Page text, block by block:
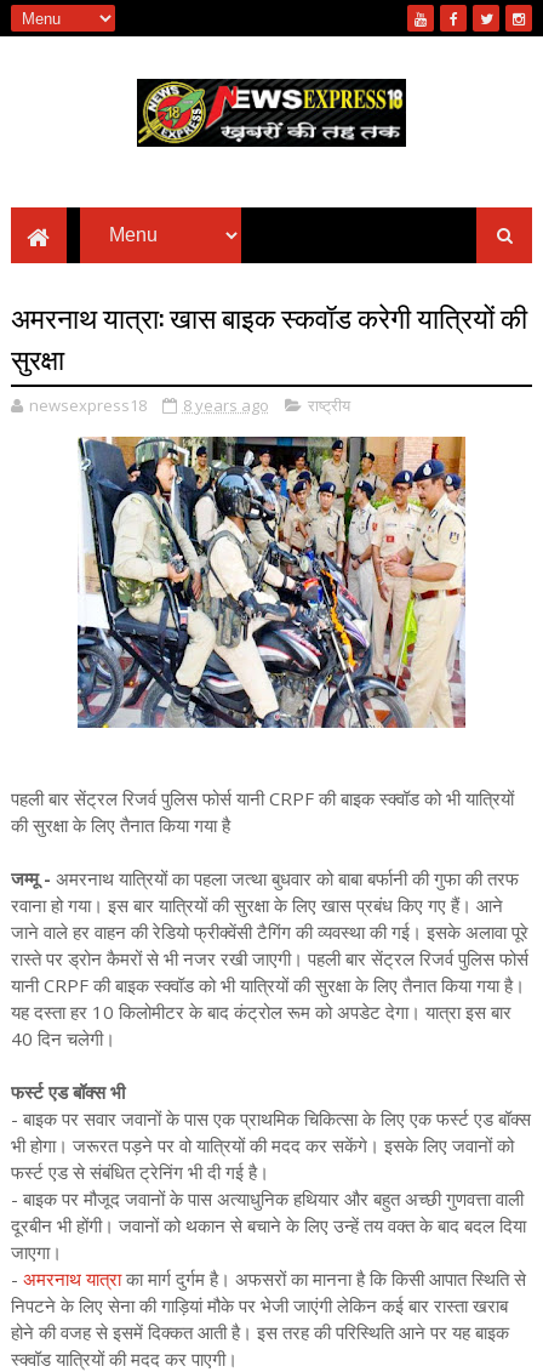
अमरनाथ यात्रा: खास बाइक स्कवॉड करेगी यात्रियों की
सुरक्षा
newsexpress18 8 years ago राष्ट्रीय
पहली बार सेंट्रल रिजर्व पुलिस फोर्स यानी CRPF की बाइक स्क्वॉड को भी यात्रियों
की सुरक्षा के लिए तैनात किया गया है
जम्मू - अमरनाथ यात्रियों का पहला जत्था बुधवार को बाबा बर्फानी की गुफा की तरफ
रवाना हो गया। इस बार यात्रियों की सुरक्षा के लिए खास प्रबंध किए गए हैं। आने
जाने वाले हर वाहन की रेडियो फ्रीक्वेंसी टैगिंग की व्यवस्था की गई। इसके अलावा पूरे
रास्ते पर ड्रोन कैमरों से भी नजर रखी जाएगी। पहली बार सेंट्रल रिजर्व पुलिस फोर्स
यानी CRPF की बाइक स्क्वॉड को भी यात्रियों की सुरक्षा के लिए तैनात किया गया है।
यह दस्ता हर 10 किलोमीटर के बाद कंट्रोल रूम को अपडेट देगा। यात्रा इस बार
40 दिन चलेगी।
फर्स्ट एड बॉक्स भी
- बाइक पर सवार जवानों के पास एक प्राथमिक चिकित्सा के लिए एक फर्स्ट एड बॉक्स
भी होगा। जरूरत पड़ने पर वो यात्रियों की मदद कर सकेंगे। इसके लिए जवानों को
फर्स्ट एड से संबंधित ट्रेनिंग भी दी गई है।
- बाइक पर मौजूद जवानों के पास अत्याधुनिक हथियार और बहुत अच्छी गुणवत्ता वाली
दूरबीन भी होंगी। जवानों को थकान से बचाने के लिए उन्हें तय वक्त के बाद बदल दिया
जाएगा।
- अमरनाथ यात्राका मार्ग दुर्गम है। अफसरों का मानना है कि किसी आपात स्थिति से
निपटने के लिए सेना की गाड़ियां मौके पर भेजी जाएंगी लेकिन कई बार रास्ता खराब
होने की वजह से इसमें दिक्कत आती है। इस तरह की परिस्थिति आने पर यह बाइक
स्क्वॉड यात्रियों की मदद कर पाएगी।